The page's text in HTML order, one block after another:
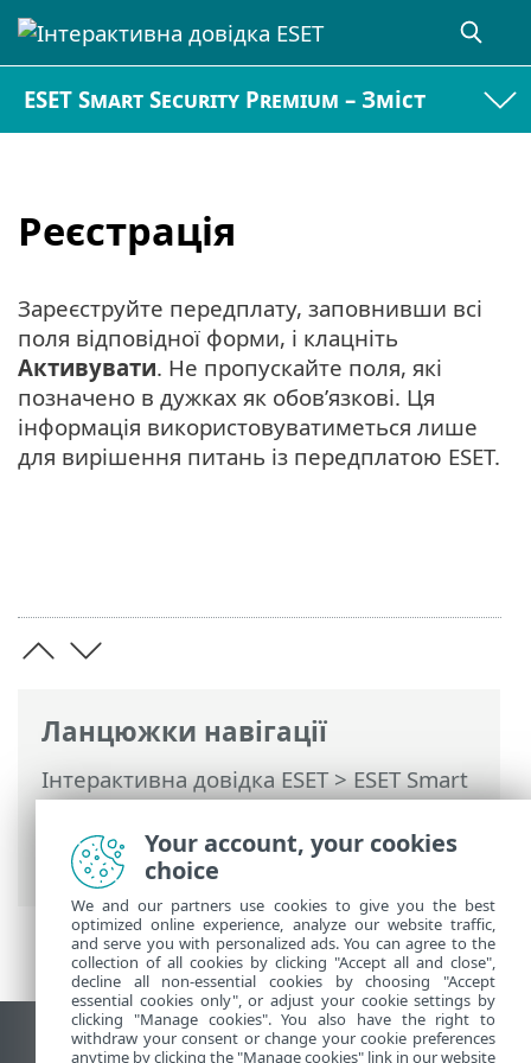
ESET Smart Security Premium – Зміст
Реєстрація
Ланцюжки навігації
Інтерактивна довідка ESET>ESET Smart
Security Premium>Інсталяція>
Діалогові вікна: інсталяція > Активація
> Реєстрація
Зареєструйте передплату, заповнивши всі
поля відповідної форми, і клацніть
Активувати. Не пропускайте поля, які
позначено в дужках як обов’язкові. Ця
інформація використовуватиметься лише
для вирішення питань із передплатою ESET.
Переглянути повну версію
Your account, your cookies
choice
We and our partners use cookies to give you the best
optimized online experience, analyze our website traffic,
and serve you with personalized ads. You can agree to the
collection of all cookies by clicking "Accept all and close",
decline all non-essential cookies by choosing "Accept
essential cookies only", or adjust your cookie settings by
clicking "Manage cookies". You also have the right to
withdraw your consent or change your cookie preferences
anytime by clicking the "Manage cookies" link in our website